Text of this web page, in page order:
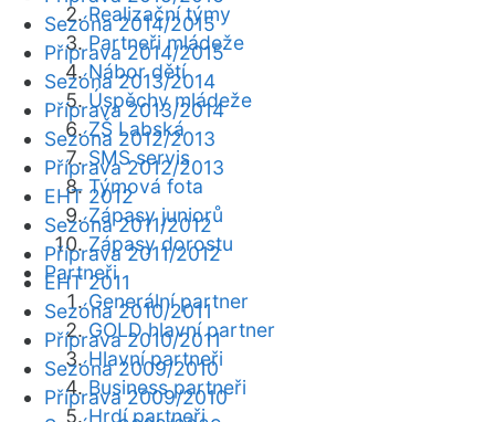
Realizační týmy
Partneři mládeže
Nábor dětí
Úspěchy mládeže
ZŠ Labská
SMS servis
Týmová fota
Zápasy juniorů
Zápasy dorostu
Partneři
Generální partner
GOLD hlavní partner
Hlavní partneři
Business partneři
Hrdí partneři
Sezóna 2014/2015
Příprava 2014/2015
Sezóna 2013/2014
Příprava 2013/2014
Sezóna 2012/2013
Příprava 2012/2013
EHT 2012
Sezóna 2011/2012
Příprava 2011/2012
EHT 2011
Sezóna 2010/2011
Příprava 2010/2011
Sezóna 2009/2010
Příprava 2009/2010